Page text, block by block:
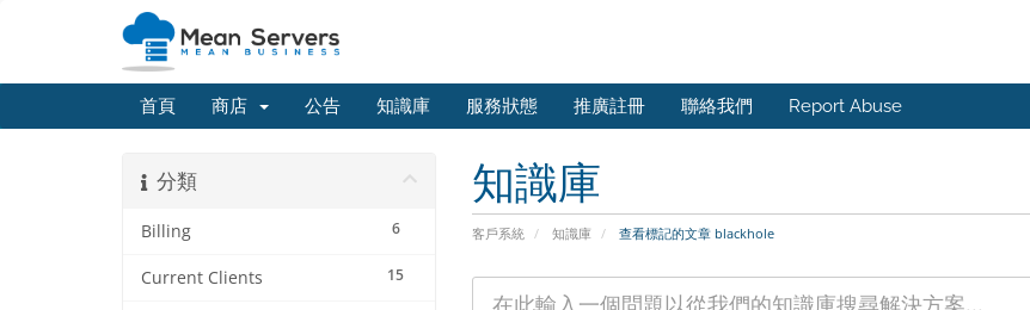
首頁 商店 公告 知識庫 服務狀態 推廣註冊 聯絡我們 Report Abuse
知識庫
客戶系統 知識庫 查看標記的文章 blackhole
分類
6
Billing
15
Current Clients